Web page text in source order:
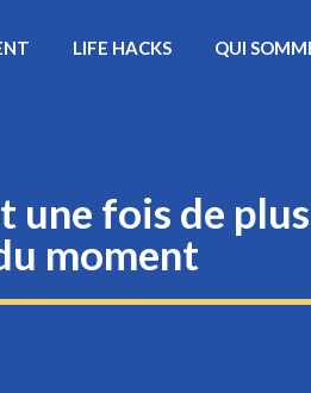
LIFE HACKS QUI
une fois de
moment